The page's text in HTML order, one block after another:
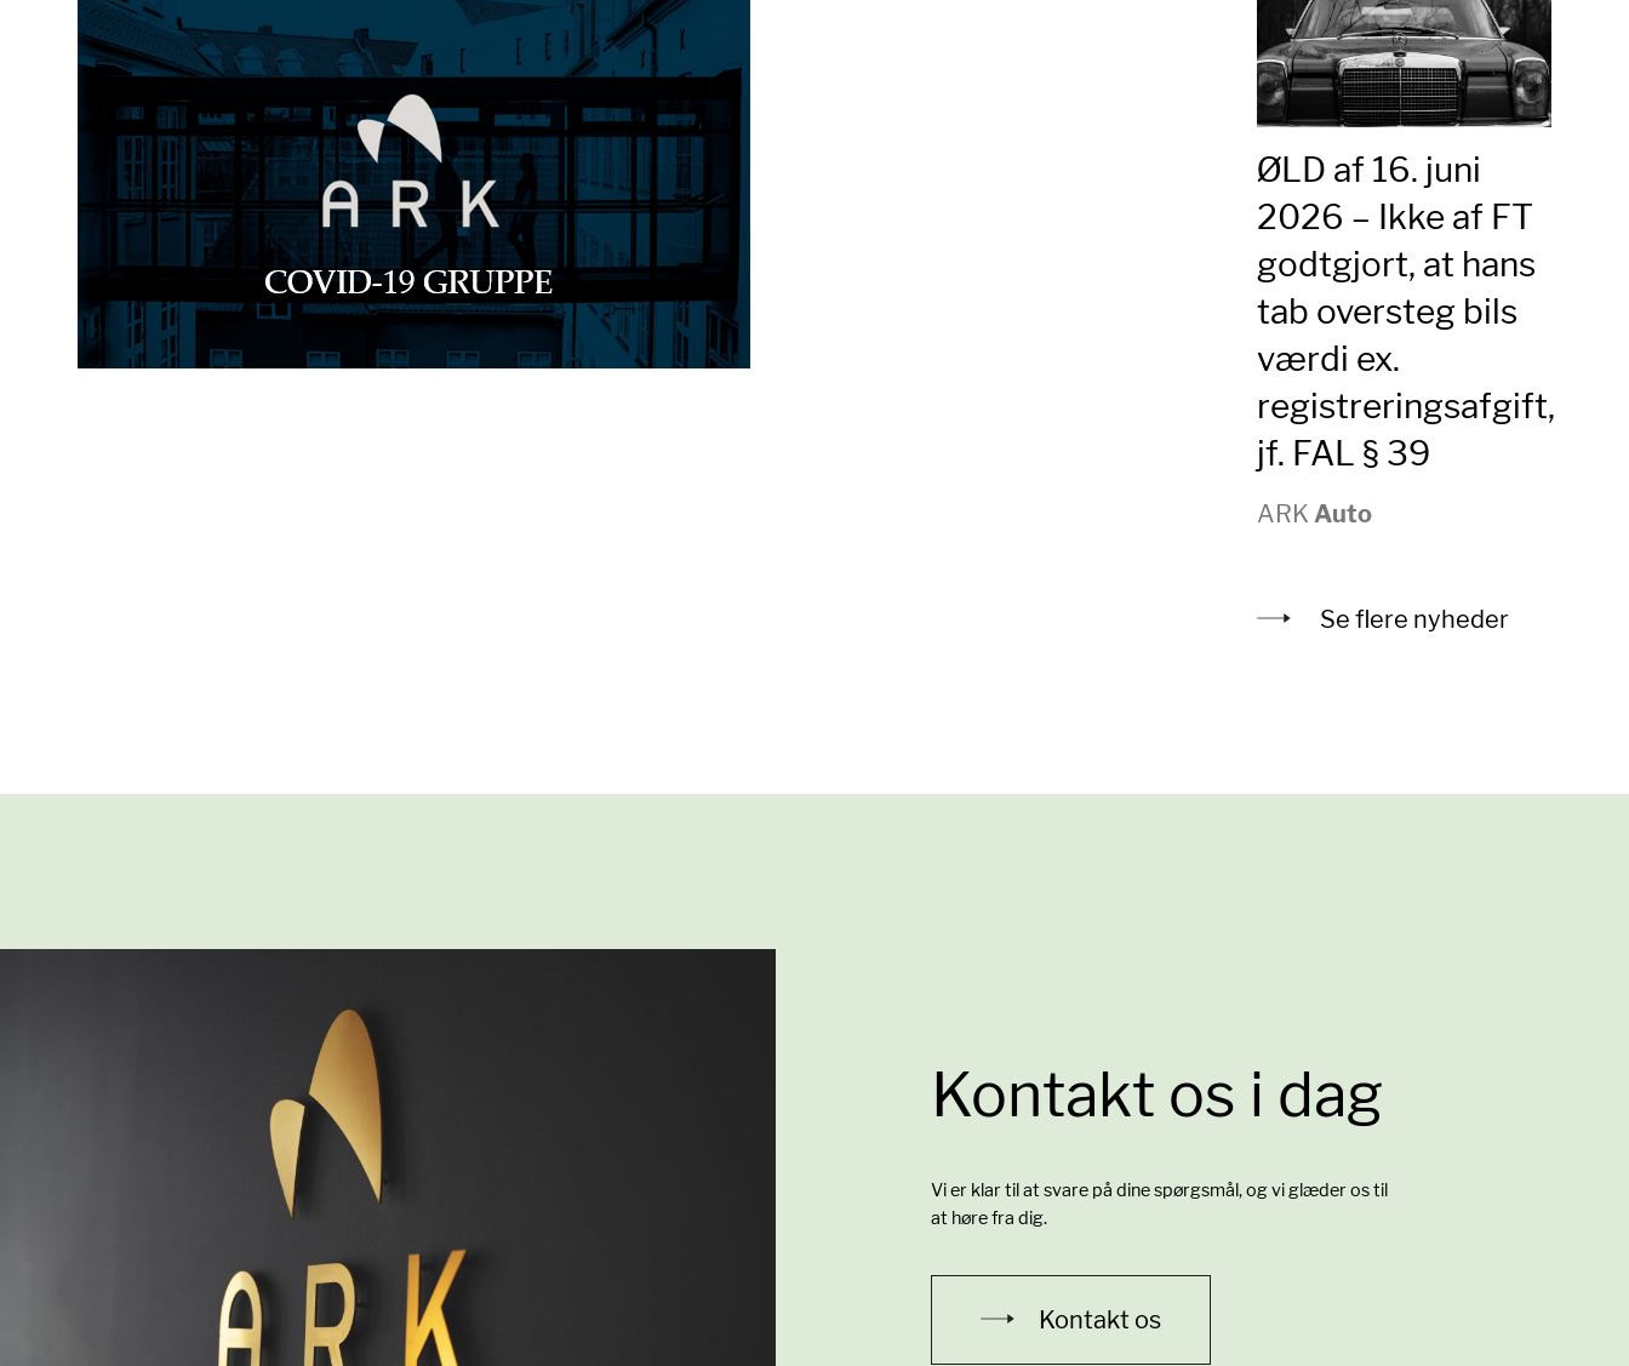
ØLD af 16. juni
2026 – Ikke af FT
godtgjort, at hans
tab oversteg bils
værdi ex.
registreringsafgift,
jf. FAL § 39
ARK Auto
Se flere nyheder
Kontakt os i dag
Vi er klar til at svare på dine spørgsmål, og vi glæder os til
at høre fra dig.
Kontakt os